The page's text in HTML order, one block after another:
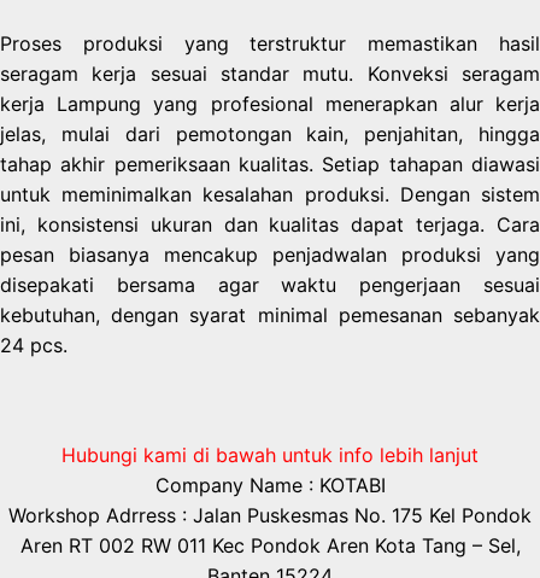
Proses produksi yang terstruktur memastikan hasil
seragam kerja sesuai standar mutu. Konveksi seragam
kerja Lampung yang profesional menerapkan alur kerja
jelas, mulai dari pemotongan kain, penjahitan, hingga
tahap akhir pemeriksaan kualitas. Setiap tahapan diawasi
untuk meminimalkan kesalahan produksi. Dengan sistem
ini, konsistensi ukuran dan kualitas dapat terjaga. Cara
pesan biasanya mencakup penjadwalan produksi yang
disepakati bersama agar waktu pengerjaan sesuai
kebutuhan, dengan syarat minimal pemesanan sebanyak
24 pcs.
Hubungi kami di bawah untuk info lebih lanjut
Company Name : KOTABI
Workshop Adrress : Jalan Puskesmas No. 175 Kel Pondok
Aren RT 002 RW 011 Kec Pondok Aren Kota Tang – Sel,